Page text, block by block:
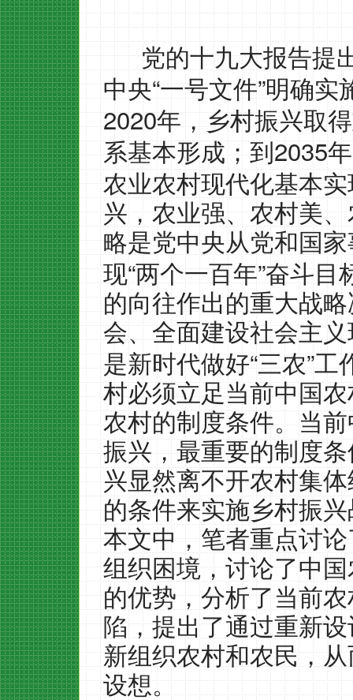
党的十九大报告提
中央“一号文件”明确实
2020年，乡村振兴取
系基本形成；到2035
农业农村现代化基本
兴，农业强、农村美
略是党中央从党和国
现“两个一百年”奋斗目
的向往作出的重大战
会、全面建设社会主
是新时代做好“三农”工
村必须立足当前中国
农村的制度条件。当
振兴，最重要的制度
兴显然离不开农村集
的条件来实施乡村振
本文中，笔者重点讨
组织困境，讨论了中
的优势，分析了当前
陷，提出了通过重新
新组织农村和农民，
设想。